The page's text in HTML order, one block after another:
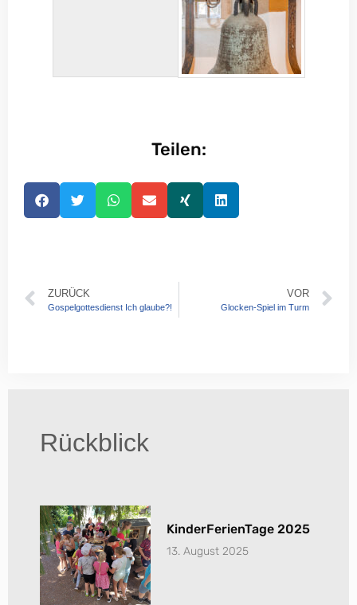
Teilen:
ZURÜCK
Gospelgottesdienst Ich glaube?!
VOR
Glocken-Spiel im Turm
Rückblick
KinderFerienTage 2025
13. August 2025